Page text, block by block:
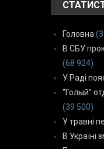
Головна
В СБУ
(68 924)
У Раді
“Голый”
(39 500)
У травні
В Україні